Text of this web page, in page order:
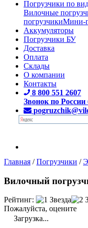
Погрузчики по
Вилочные
погрузчикиМини-
Аккумуляторы
Погрузчики БУ
Доставка
Оплата
Склады
О компании
Контакты
8 800 551 2607
Звонок по
Главная /Погрузчики /
Вилочный
Рейтинг:
Пожалуйста, оцените
Загрузка...